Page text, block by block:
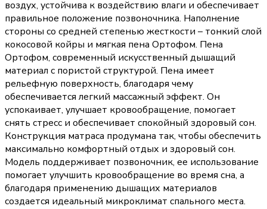
воздух, устойчива к воздействию влаги и обеспечивает
правильное положение позвоночника. Наполнение
стороны со средней степенью жесткости – тонкий слой
кокосовой койры и мягкая пена Ортофом. Пена
Ортофом, современный искусственный дышащий
материал с пористой структурой. Пена имеет
рельефную поверхность, благодаря чему
обеспечивается легкий массажный эффект. Он
успокаивает, улучшает кровообращение, помогает
снять стресс и обеспечивает спокойный здоровый сон.
Конструкция матраса продумана так, чтобы обеспечить
максимально комфортный отдых и здоровый сон.
Модель поддерживает позвоночник, ее использование
помогает улучшить кровообращение во время сна, а
благодаря применению дышащих материалов
создается идеальный микроклимат спального места.